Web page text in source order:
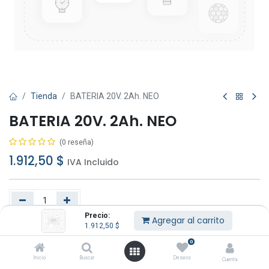
Precio:
1.912,50 $ Agregar al carrito
Inicio Buscar
0
Deseos Cuenta
Tienda BATERIA 20V. 2Ah. NEO
BATERIA 20V. 2Ah. NEO
(0 reseña)
1.912,50 $ IVA Incluido
Agregar al carrito Comprar ahora
Añadir a lista de deseos